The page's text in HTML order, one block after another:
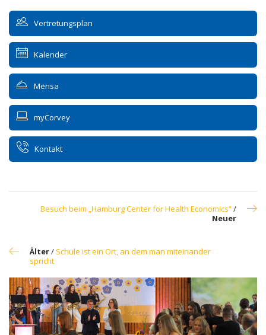
Vertretungsplan
Kalender
Mensa
myCorvey
Kontakt
Besuch beim „Hamburg Center for Health Economics“/
Neuer
Älter/ Schule ist ein Ort, an dem man miteinander
spricht